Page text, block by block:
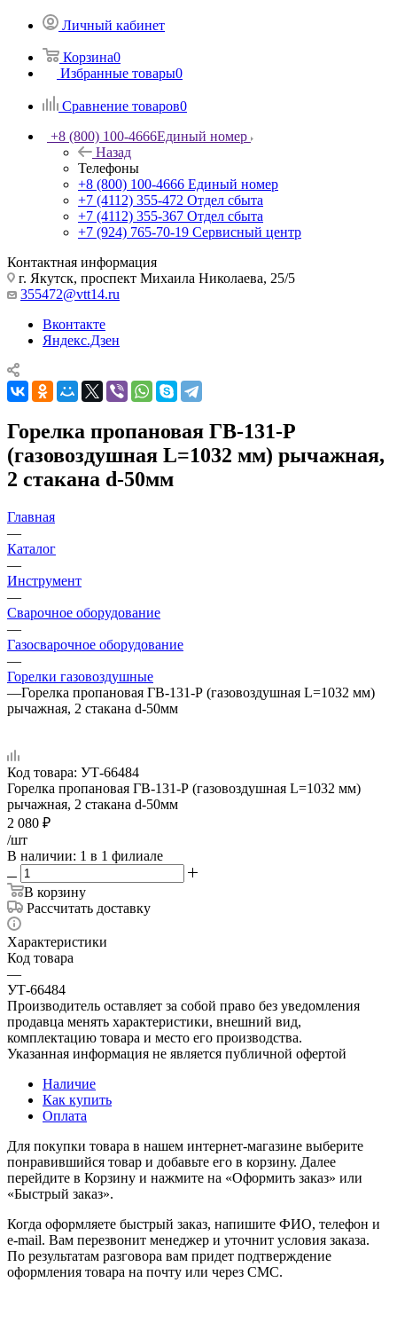
Личный кабинет
Корзина0
Избранные товары0
Сравнение товаров0
+8 (800) 100-4666Единый номер
Назад
Телефоны
+8 (800) 100-4666 Единый номер
+7 (4112) 355-472 Отдел сбыта
+7 (4112) 355-367 Отдел сбыта
+7 (924) 765-70-19 Сервисный центр
Контактная информация
г. Якутск, проспект Михаила Николаева, 25/5
355472@vtt14.ru
Вконтакте
Яндекс.Дзен
Горелка пропановая ГВ-131-Р
(газовоздушная L=1032 мм) рычажная,
2 стакана d-50мм
Главная
—
Каталог
—
Инструмент
—
Сварочное оборудование
—
Газосварочное оборудование
—
Горелки газовоздушные
—Горелка пропановая ГВ-131-Р (газовоздушная L=1032 мм)
рычажная, 2 стакана d-50мм
Код товара: УТ-66484
Горелка пропановая ГВ-131-Р (газовоздушная L=1032 мм)
рычажная, 2 стакана d-50мм
2 080 ₽
/шт
В наличии: 1 в 1 филиале
В корзину
Рассчитать доставку
Характеристики
Код товара
—
УТ-66484
Производитель оставляет за собой право без уведомления
продавца менять характеристики, внешний вид,
комплектацию товара и место его производства.
Указанная информация не является публичной офертой
Наличие
Как купить
Оплата
Для покупки товара в нашем интернет-магазине выберите
понравившийся товар и добавьте его в корзину. Далее
перейдите в Корзину и нажмите на «Оформить заказ» или
«Быстрый заказ».
Когда оформляете быстрый заказ, напишите ФИО, телефон и
e-mail. Вам перезвонит менеджер и уточнит условия заказа.
По результатам разговора вам придет подтверждение
оформления товара на почту или через СМС.